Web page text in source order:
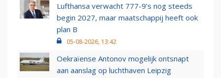
Lufthansa verwacht 777-9’s nog steeds
begin 2027, maar maatschappij heeft ook
plan B
05-08-2026, 13:42
Oekraïense Antonov mogelijk ontsnapt
aan aanslag op luchthaven Leipzig